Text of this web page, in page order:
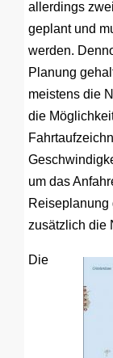
allerdings
geplant und
werden.
Planung
meistens die
die
um das
Reiseplanung
zusätzlich die
Die